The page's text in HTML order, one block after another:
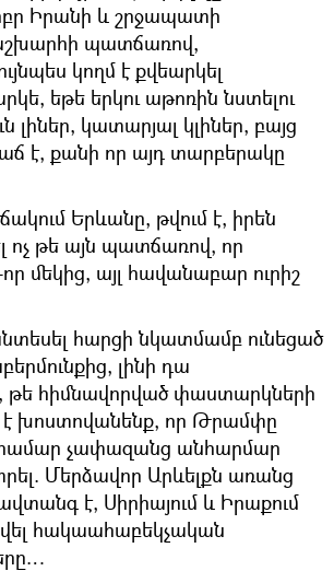
Իրանի և շրջապատի
պատճառով,
կողմ է քվեարկել
եթե երկու աթոռին նստելու
լիներ, կատարյալ կլիներ, բայց
է, քանի որ այդ տարբերակը
Երևանը, թվում է, իրեն
ոչ թե այն պատճառով, որ
մեկից, այլ հավանաբար ուրիշ
հարցի նկատմամբ ունեցած
լինի դա
թե հիմնավորված փաստարկների
է խոստովանենք, որ Թրամփը
չափազանց անհարմար
Մերձավոր Արևելքն առանց
է, Սիրիայում և Իրաքում
հակաահաբեկչական